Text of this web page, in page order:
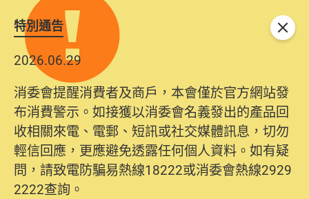
特別通告
2026.06.29
消委會提醒消費者及商戶，本會僅於官方網站發
布消費警示。如接獲以消委會名義發出的產品回
收相關來電、電郵、短訊或社交媒體訊息，切勿
輕信回應，更應避免透露任何個人資料。如有疑
問，請致電防騙易熱線18222或消委會熱線2929
2222查詢。
關閉